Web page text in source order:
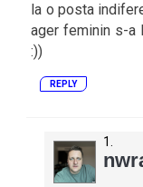
la o posta
ager feminin s-a
:))
REPLY